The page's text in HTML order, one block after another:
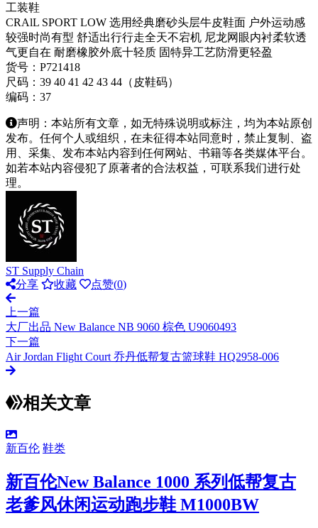
工装鞋
CRAlL SPORT LOW 选用经典磨砂头层牛皮鞋面 户外运动感
较强时尚有型 舒适出行行走全天不宕机 尼龙网眼内衬柔软透
气更自在 耐磨橡胶外底十轻质 固特异工艺防滑更轻盈
货号：P721418
尺码：39 40 41 42 43 44（皮鞋码）
编码：37
声明：本站所有文章，如无特殊说明或标注，均为本站原创
发布。任何个人或组织，在未征得本站同意时，禁止复制、盗
用、采集、发布本站内容到任何网站、书籍等各类媒体平台。
如若本站内容侵犯了原著者的合法权益，可联系我们进行处
理。
ST Supply Chain
分享
收藏 点赞(0)
上一篇
大厂出品 New Balance NB 9060 棕色 U9060493
下一篇
Air Jordan Flight Court 乔丹低帮复古篮球鞋 HQ2958-006
相关文章
新百伦 鞋类
新百伦New Balance 1000 系列低帮复古
老爹风休闲运动跑步鞋 M1000BW